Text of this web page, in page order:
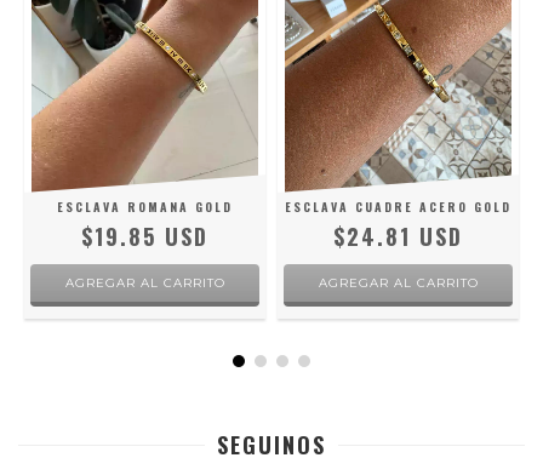
ESCLAVA ROMANA GOLD
$19.85 USD
ESCLAVA CUADRE ACERO GOLD
$24.81 USD
SEGUINOS